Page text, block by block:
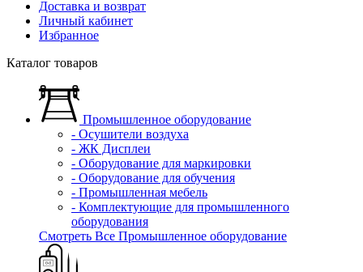
Доставка и возврат
Личный кабинет
Избранное
Каталог товаров
Промышленное оборудование
- Осушители воздуха
- ЖК Дисплеи
- Оборудование для маркировки
- Оборудование для обучения
- Промышленная мебель
- Комплектующие для промышленного
оборудования
Смотреть Все Промышленное оборудование